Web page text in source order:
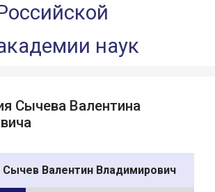
наук
Сычева Валентина
Сычев Валентин Владимирович